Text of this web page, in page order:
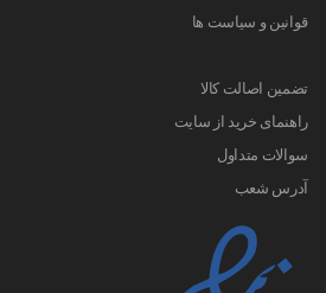
قوانین و سیاست ها
تضمین اصالت کالا
راهنمای خرید از سایت
سوالات متداول
آدرس شعب